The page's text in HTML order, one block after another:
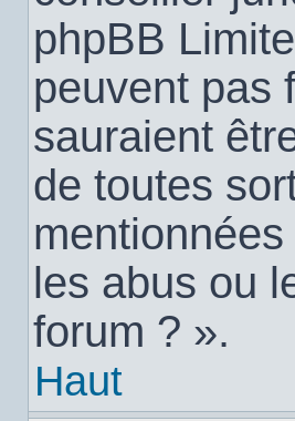
phpBB
peuvent pas
sauraient
de toutes
les abus ou
forum ? ».
Haut